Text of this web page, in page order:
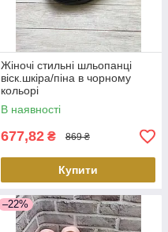
Жіночі стильні шльопанці
віск.шкіра/піна в чорному
кольорі
В наявності
677,82 ₴ 869 ₴
Купити
–22%